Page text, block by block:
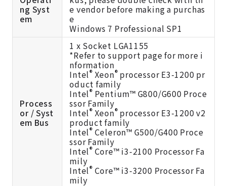
ng Syst
em
e vendor before making a purchas
e
Windows 7 Professional SP1
Process
or / Syst
em Bus
1 x Socket LGA1155
*Refer to support page for more i
nformation
Intel® Xeon® processor E3-1200 pr
oduct family
Intel® Pentium™ G800/G600 Proce
ssor Family
Intel® Xeon® processor E3-1200 v2
product family
Intel® Celeron™ G500/G400 Proce
ssor Family
Intel® Core™ i3-2100 Processor Fa
mily
Intel® Core™ i3-3200 Processor Fa
mily